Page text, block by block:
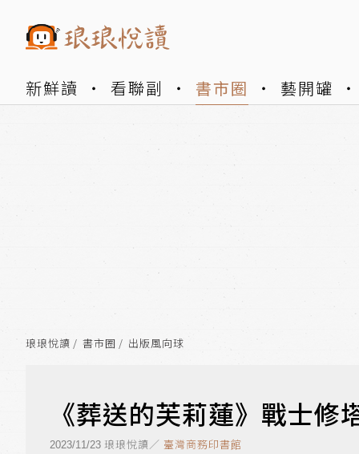
新鮮讀 看聯副 書市圈 藝開罐
琅琅悅讀 書市圈 出版風向球
《葬送的芙莉蓮》戰士
2023/11/23 琅琅悅讀／ 臺灣商務印書館